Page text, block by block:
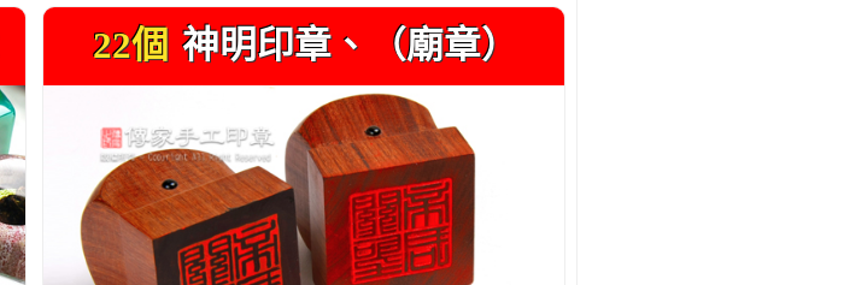
22個 神明印章、（廟章）